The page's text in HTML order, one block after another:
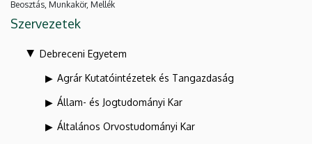
Beosztás, Munkakör, Mellék
Szervezetek
Debreceni Egyetem
Agrár Kutatóintézetek és Tangazdaság
Állam- és Jogtudományi Kar
Általános Orvostudományi Kar